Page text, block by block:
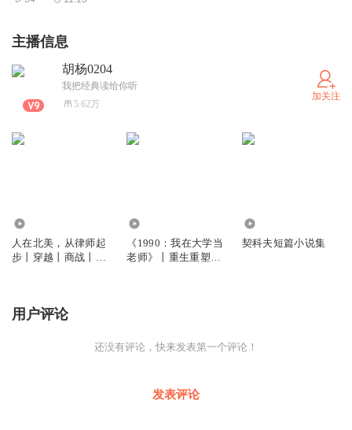
主播信息
胡杨0204
我把经典读给你听
5.62万
加关注
人在北美，从律师起
步丨穿越丨商战丨职
《1990：我在大学当
老师》丨重生重塑传
契科夫短篇小说集
用户评论
还没有评论，快来发表第一个评论！
发表评论